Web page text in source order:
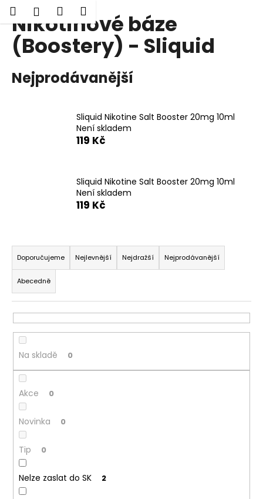
Přejít
obsah
HledatPřihlášení
Nákupní
košík
Menu
Nikotinové báze
(Boostery) - Sliquid
Nejprodávanější
Sliquid Nikotine Salt Booster 20mg 10ml
Není skladem
119 Kč
Sliquid Nikotine Salt Booster 20mg 10ml
Není skladem
119 Kč
Ř
a
z
e
n
í
p
o
d
u
k
ů
Doporučujeme Nejlevnější Nejdražší Nejprodávanější
Abecedně
Na skladě 0
Akce 0
Novinka 0
Tip 0
Nelze zaslat do SK 2
o Zpět
Zpět
o
e
n
a
j
í
t
?
D
o
p
o